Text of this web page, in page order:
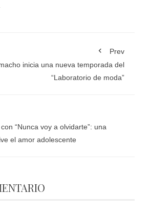
Prev
inicia una nueva temporada del
“Laboratorio de moda”
“Nunca voy a olvidarte”: una
el amor adolescente